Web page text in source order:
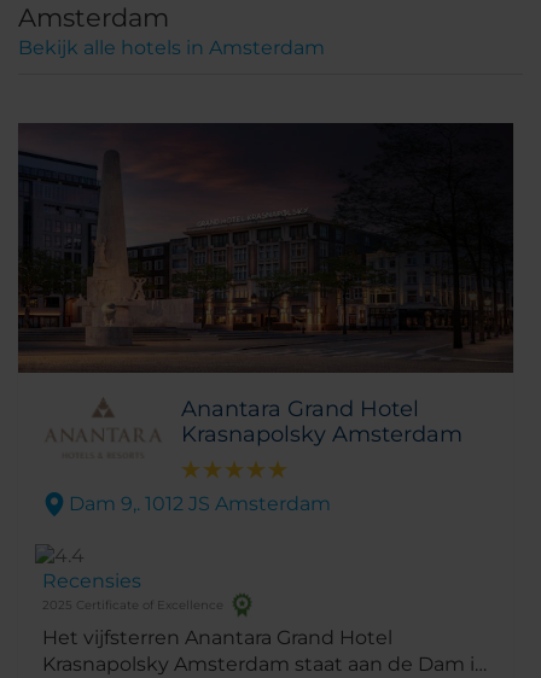
Amsterdam
Bekijk alle hotels in Amsterdam
Anantara Grand Hotel
Krasnapolsky Amsterdam
Dam 9,. 1012 JS Amsterdam
Recensies
2025 Certificate of Excellence
Het vijfsterren Anantara Grand Hotel
Krasnapolsky Amsterdam staat aan de Dam in